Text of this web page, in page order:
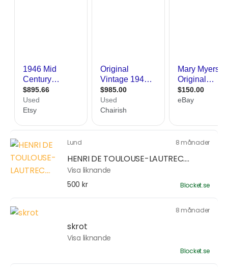
Lund 8 månader
HENRI DE TOULOUSE-LAUTREC....
Visa liknande
500 kr
Blocket.se
8 månader
skrot
Visa liknande
Blocket.se